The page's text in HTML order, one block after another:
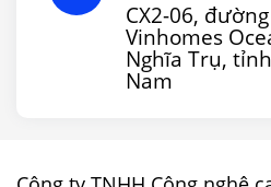
CX2-06,
Vinhomes
Nghĩa Trụ,
Nam